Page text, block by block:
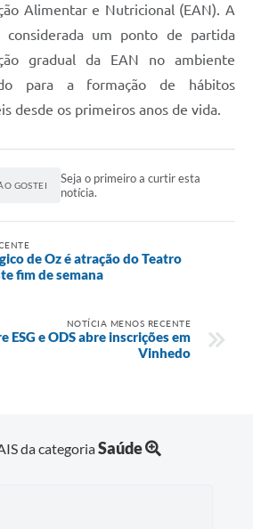
Alimentar e Nutricional (EAN). A
considerada um ponto de partida
gradual da EAN no ambiente
para a formação de hábitos
desde os primeiros anos de vida.
GOSTEI
Seja o primeiro a curtir esta
notícia.
de Oz é atração do Teatro
fim de semana
NOTÍCIA MENOS RECENTE
ESG e ODS abre inscrições em
Vinhedo
da categoriaSaúde